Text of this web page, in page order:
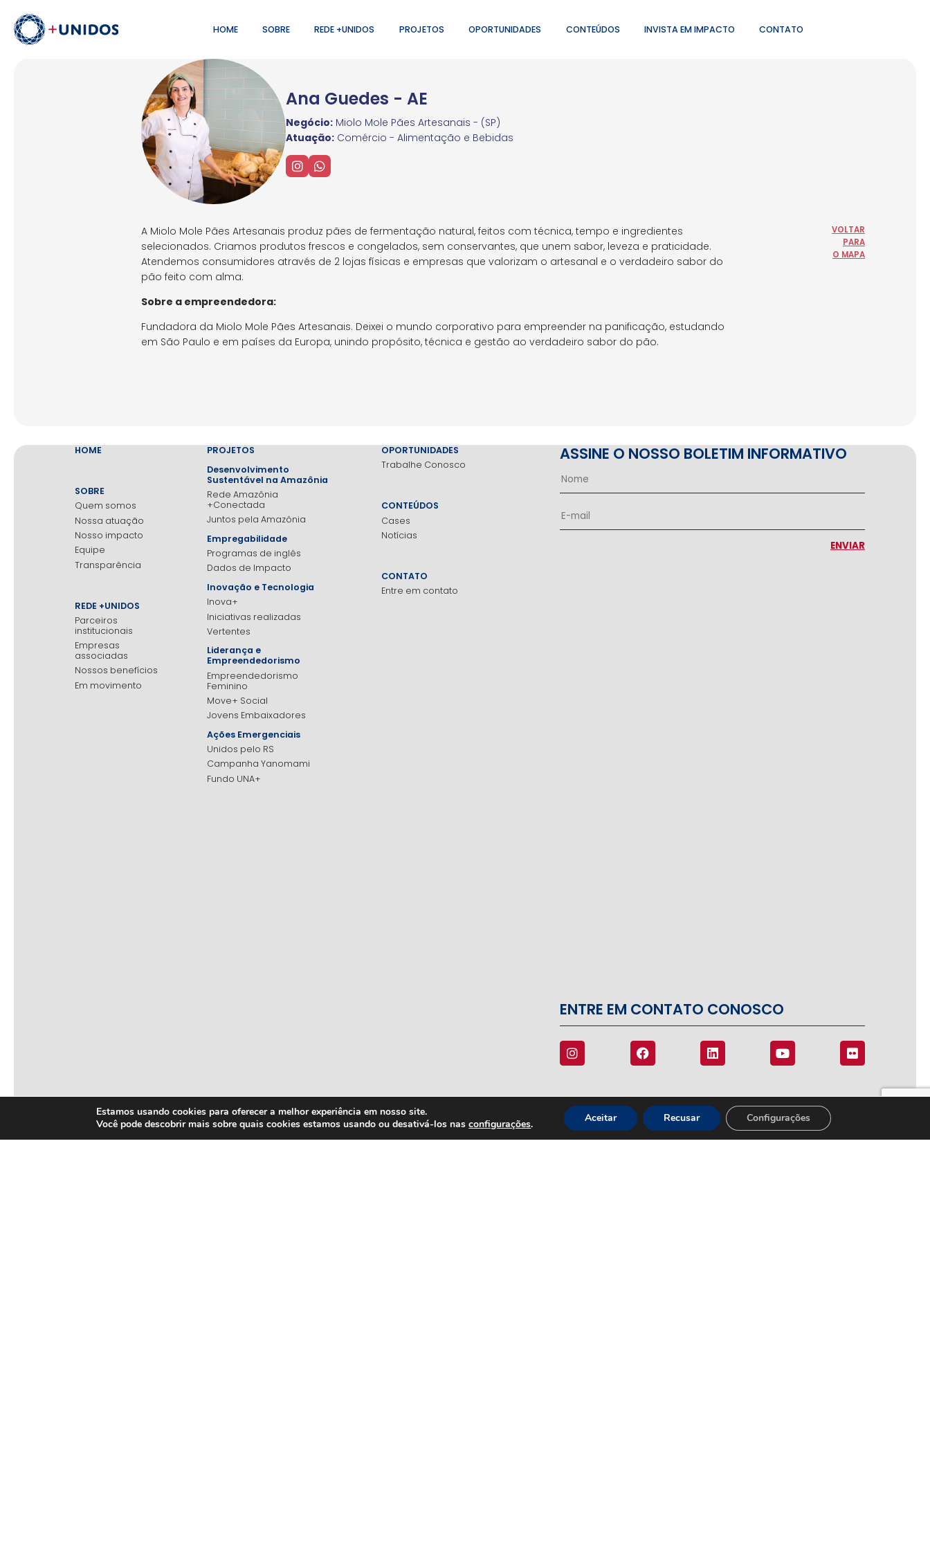
HOME SOBRE REDE +UNIDOS PROJETOS OPORTUNIDADES CONTEÚDOS INVISTA EM IMPACTO CONTATO
Ana Guedes - AE
Negócio: Miolo Mole Pães Artesanais - (SP)
Atuação: Comércio - Alimentação e Bebidas
A Miolo Mole Pães Artesanais produz pães de fermentação natural, feitos com técnica, tempo e ingredientes
selecionados. Criamos produtos frescos e congelados, sem conservantes, que unem sabor, leveza e praticidade.
Atendemos consumidores através de 2 lojas físicas e empresas que valorizam o artesanal e o verdadeiro sabor do
pão feito com alma.
Sobre a empreendedora:
Fundadora da Miolo Mole Pães Artesanais. Deixei o mundo corporativo para empreender na panificação, estudando
em São Paulo e em países da Europa, unindo propósito, técnica e gestão ao verdadeiro sabor do pão.
VOLTAR
PARA
O MAPA
HOME
SOBRE
Quem somos
Nossa atuação
Nosso impacto
Equipe
Transparência
REDE +UNIDOS
Parceiros
institucionais
Empresas
associadas
Nossos benefícios
Em movimento
PROJETOS
Desenvolvimento
Sustentável na Amazônia
Rede Amazônia
+Conectada
Juntos pela Amazônia
Empregabilidade
Programas de inglês
Dados de Impacto
Inovação e Tecnologia
Inova+
Iniciativas realizadas
Vertentes
Liderança e
Empreendedorismo
Empreendedorismo
Feminino
Move+ Social
Jovens Embaixadores
Ações Emergenciais
Unidos pelo RS
Campanha Yanomami
Fundo UNA+
OPORTUNIDADES
Trabalhe Conosco
CONTEÚDOS
Cases
Notícias
CONTATO
Entre em contato
ASSINE O NOSSO BOLETIM INFORMATIVO
ENTRE EM CONTATO CONOSCO
Estamos usando cookies para oferecer a melhor experiência em nosso site.
Você pode descobrir mais sobre quais cookies estamos usando ou desativá-los nasconfigurações. Aceitar Recusar Configurações